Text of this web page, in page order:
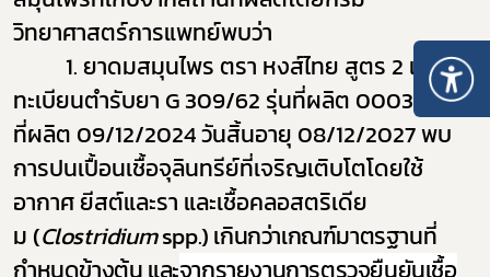
วิทยาศาสตร์การแพทย์พบว่า
1.ยาดมสมุนไพร ตรา หงส์ไทย สูตร 2 เลข
ทะเบียนตำรับยา G 309/62 รุ่นที่ผลิต 000332วัน
ที่ผลิต 09/12/2024วันสิ้นอายุ 08/12/2027พบ
การปนเปื้อนเชื้อจุลินทรีย์ที่เจริญเติบโตโดยใช้
อากาศ ยีสต์และรา และเชื้อคลอสตริเดีย
ม (Clostridiumspp.)เกินกว่าเกณฑ์มาตรฐานที่
กำหนดข้างต้น และจากรายงานการตรวจยืนยันเชื้อ